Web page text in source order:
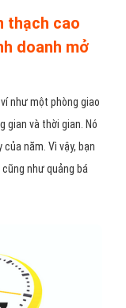
thạch cao
doanh mở
như một phòng giao
gian và thời gian. Nó
năm. Vì vậy, bạn
như quảng bá